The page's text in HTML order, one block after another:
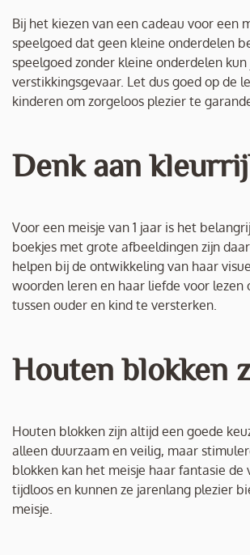
Bij het kiezen van een cadeau voor een
speelgoed dat geen kleine onderdelen
speelgoed zonder kleine onderdelen
verstikkingsgevaar. Let dus goed op de
kinderen om zorgeloos plezier te
Denk aan
Voor een meisje van 1 jaar is het
boekjes met grote afbeeldingen zijn
helpen bij de ontwikkeling van haar
woorden leren en haar liefde voor
tussen ouder en kind te versterken.
Houten blokken
Houten blokken zijn altijd een goede
alleen duurzaam en veilig, maar
blokken kan het meisje haar fantasie
tijdloos en kunnen ze jarenlang plezier
meisje.